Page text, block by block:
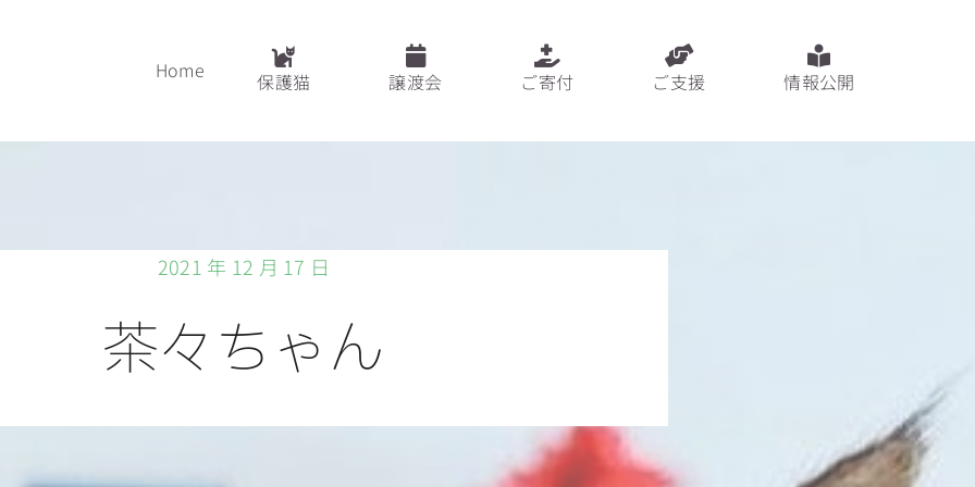
Home 保護猫 譲渡会 ご寄付 ご支援 情報公開
2021 年 12 月 17 日
茶々ちゃん